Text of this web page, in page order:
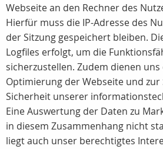
Webseite an den Rechner des
Hierfür muss die IP-Adresse des
der Sitzung gespeichert bleiben.
Logfiles erfolgt, um die
sicherzustellen. Zudem dienen
Optimierung der Webseite und
Sicherheit unserer
Eine Auswertung der Daten zu
in diesem Zusammenhang nicht
liegt auch unser berechtigtes